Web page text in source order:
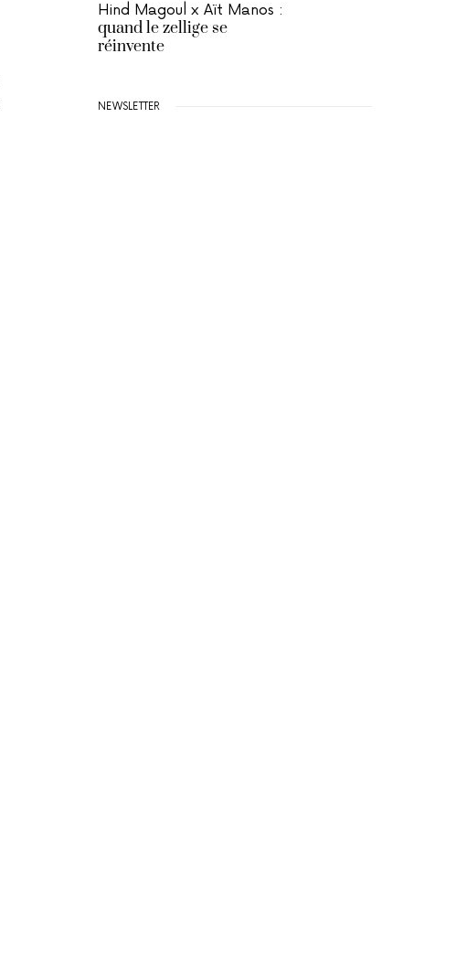
Hind Magoul x Aït Manos :
quand le zellige se
réinvente
NEWSLETTER